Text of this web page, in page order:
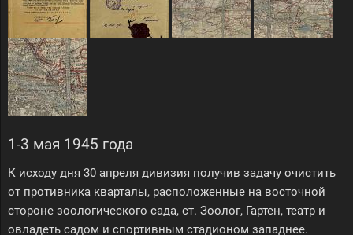
1-3 мая 1945 года
К исходу дня 30 апреля дивизия получив задачу очистить
от противника кварталы, расположенные на восточной
стороне зоологического сада, ст. Зоолог, Гартен, театр и
овладеть садом и спортивным стадионом западнее.